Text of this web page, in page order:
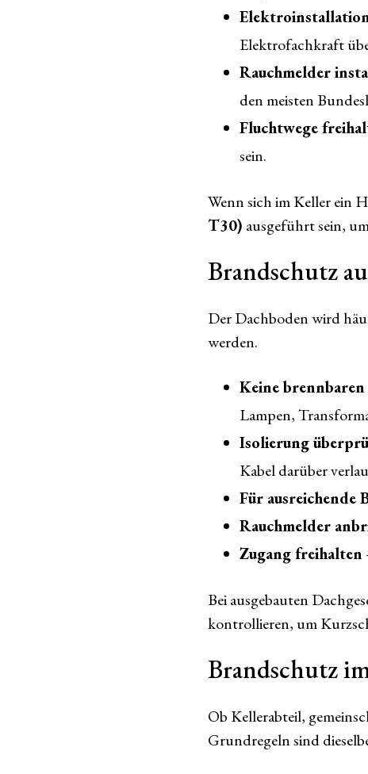
Elektrofachkraft
Rauchmelder
den meisten
Fluchtwege
sein.
Wenn sich im Keller ein
T30) ausgeführt sein,
Brandschutz
Der Dachboden wird
werden.
Keine
Lampen,
Isolierung
Kabel darüber
Für ausreichende
Rauchmelder
Zugang freihalten
Bei ausgebauten
kontrollieren, um
Brandschutz
Ob Kellerabteil,
Grundregeln sind